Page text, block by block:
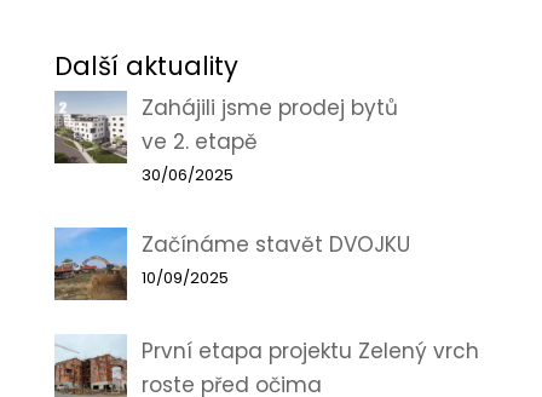
Další aktuality
Zahájili jsme prodej bytů
ve 2. etapě
30/06/2025
Začínáme stavět DVOJKU
10/09/2025
První etapa projektu Zelený vrch
roste před očima